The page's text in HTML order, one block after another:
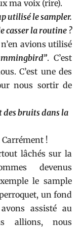
ma voix (rire).
utilisé le sampler.
casser la routine ?
avions utilisé
. C’est
C’est une des
nous sortir de
des bruits dans la
!
lâchés sur la
devenus
le sample
un fond
assisté au
allions, nous